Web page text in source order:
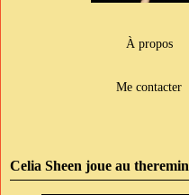
À propos
Me contacter
Celia Sheen joue au theremin